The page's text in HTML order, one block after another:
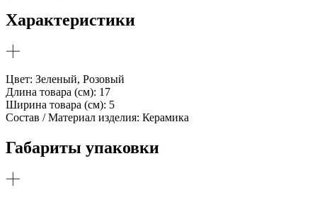
Характеристики
Цвет: Зеленый, Розовый
Длина товара (см): 17
Ширина товара (см): 5
Состав / Материал изделия: Керамика
Габариты упаковки